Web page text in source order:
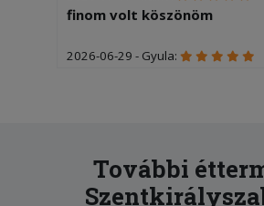
finom volt köszönöm
2026-06-29 - Gyula:
rendelt ételek finomak
Köszönettel István M.
További